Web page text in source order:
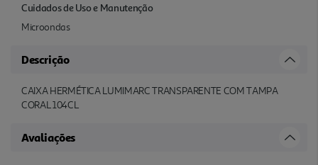
Cuidados de Uso e Manutenção
Microondas
Descrição
CAIXA HERMÉTICA LUMIMARC TRANSPARENTE COM TAMPA
CORAL 104CL
Avaliações